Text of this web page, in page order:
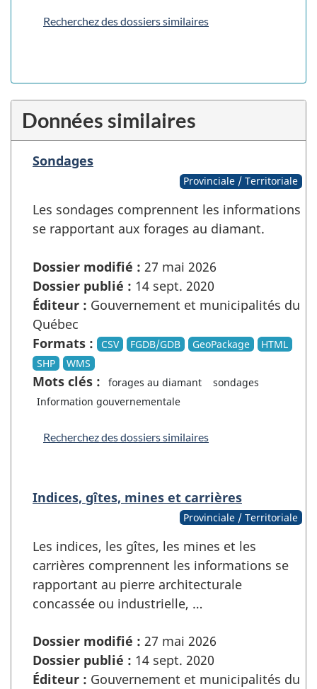
Recherchez des dossiers similaires
Données similaires
Sondages
Provinciale / Territoriale
Les sondages comprennent les informations
se rapportant aux forages au diamant.
Dossier modifié : 27 mai 2026
Dossier publié : 14 sept. 2020
Éditeur : Gouvernement et municipalités du
Québec
Formats :
CSV FGDB/GDB GeoPackage
HTML
SHP
WMS
Mots clés : forages au diamant
sondages
Information gouvernementale
Recherchez des dossiers similaires
Indices, gîtes, mines et carrières
Provinciale / Territoriale
Les indices, les gîtes, les mines et les
carrières comprennent les informations se
rapportant au pierre architecturale
concassée ou industrielle, …
Dossier modifié : 27 mai 2026
Dossier publié : 14 sept. 2020
Éditeur : Gouvernement et municipalités du